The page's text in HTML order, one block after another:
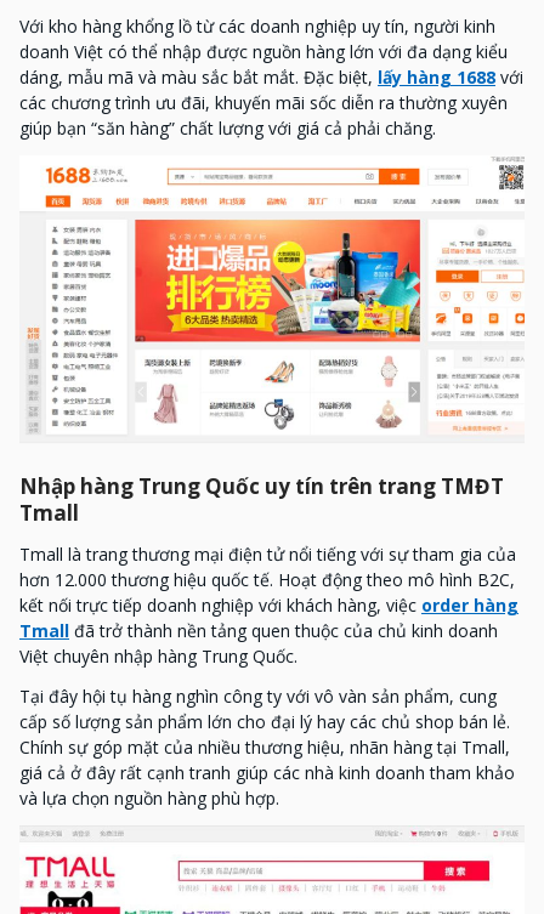
Với kho hàng khổng lồ từ các doanh nghiệp uy tín, người kinh
doanh Việt có thể nhập được nguồn hàng lớn với đa dạng kiểu
dáng, mẫu mã và màu sắc bắt mắt. Đặc biệt, lấy hàng 1688 với
các chương trình ưu đãi, khuyến mãi sốc diễn ra thường xuyên
giúp bạn “săn hàng” chất lượng với giá cả phải chăng.
Nhập hàng Trung Quốc uy tín trên trang TMĐT
Tmall
Tmall là trang thương mại điện tử nổi tiếng với sự tham gia của
hơn 12.000 thương hiệu quốc tế. Hoạt động theo mô hình B2C,
kết nối trực tiếp doanh nghiệp với khách hàng, việc order hàng
Tmall đã trở thành nền tảng quen thuộc của chủ kinh doanh
Việt chuyên nhập hàng Trung Quốc.
Tại đây hội tụ hàng nghìn công ty với vô vàn sản phẩm, cung
cấp số lượng sản phẩm lớn cho đại lý hay các chủ shop bán lẻ.
Chính sự góp mặt của nhiều thương hiệu, nhãn hàng tại Tmall,
giá cả ở đây rất cạnh tranh giúp các nhà kinh doanh tham khảo
và lựa chọn nguồn hàng phù hợp.